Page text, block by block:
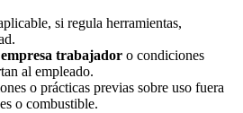
si regula herramientas,
trabajador o condiciones
al empleado.
o prácticas previas sobre uso fuera
o combustible.